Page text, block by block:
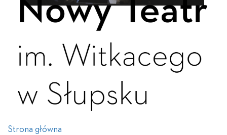
Strona główna